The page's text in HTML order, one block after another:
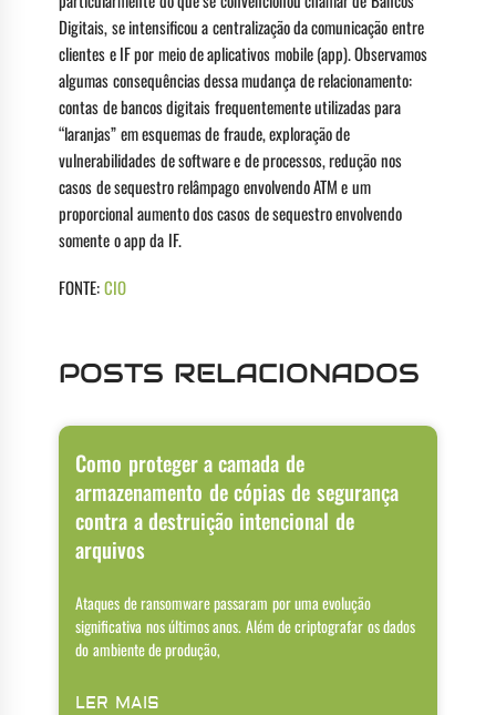
Digitais, se intensificou a centralização da comunicação entre
clientes e IF por meio de aplicativos mobile (app). Observamos
algumas consequências dessa mudança de relacionamento:
contas de bancos digitais frequentemente utilizadas para
“laranjas” em esquemas de fraude, exploração de
vulnerabilidades de software e de processos, redução nos
casos de sequestro relâmpago envolvendo ATM e um
proporcional aumento dos casos de sequestro envolvendo
somente o app da IF.
FONTE:CIO
POSTS RELACIONADOS
Como proteger a camada de
armazenamento de cópias de segurança
contra a destruição intencional de
arquivos
Ataques de ransomware passaram por uma evolução
significativa nos últimos anos. Além de criptografar os dados
do ambiente de produção,
LER MAIS